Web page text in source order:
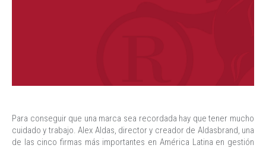
Para conseguir que una marca sea recordada hay que tener mucho
cuidado y trabajo. Alex Aldas, director y creador de Aldasbrand, una
de las cinco firmas más importantes en América Latina en gestión